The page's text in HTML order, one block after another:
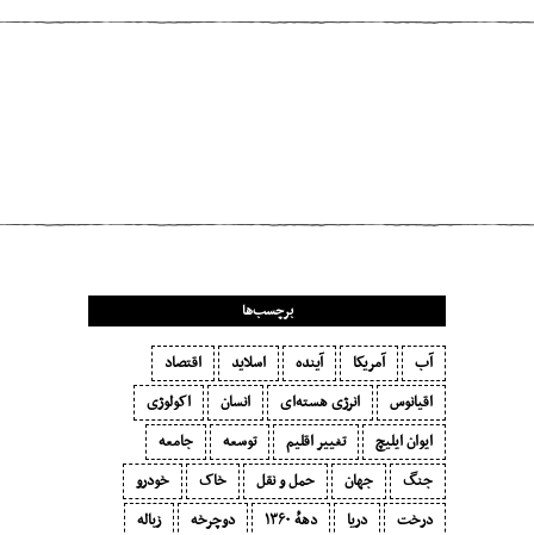
برچسب‌ها
آب آمریکا آینده اسلاید
اقتصاد
اقیانوس
انرژی هسته‌ای انسان
اکولوژی
ایوان ایلیچ
تغییر اقلیم توسعه
جامعه
جنگ
جهان حمل و نقل خاک
خودرو
درخت
دریا دههٔ ۱‍۳۶۰ دوچرخه زباله